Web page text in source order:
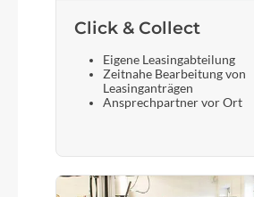
Click & Collect
Eigene Leasingabteilung
Zeitnahe Bearbeitung von
Leasinganträgen
Ansprechpartner vor Ort